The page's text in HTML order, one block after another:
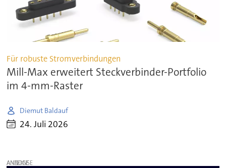
Für robuste Stromverbindungen
Mill-Max erweitert Steckverbinder-Portfolio
im 4-mm-Raster
Diemut Baldauf
24. Juli 2026
ANZEIGE